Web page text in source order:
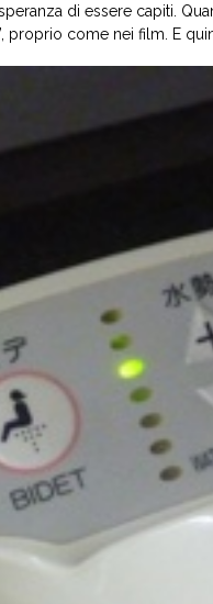
speranza di essere capiti.
proprio come nei film. E